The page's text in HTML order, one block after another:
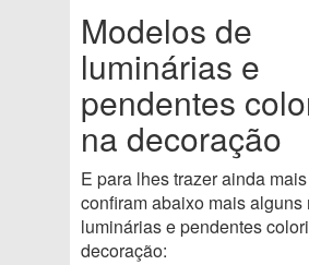
Modelos de
luminárias e
pendentes
na decoração
E para lhes trazer ainda
confiram abaixo mais alguns
luminárias e pendentes
decoração: